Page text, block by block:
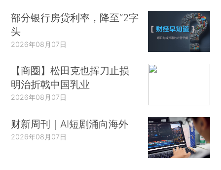
部分银行房贷利率，降至“2字
头
2026年08月07日
【商圈】松田克也挥刀止损
明治折戟中国乳业
2026年08月07日
财新周刊｜AI短剧涌向海外
2026年08月07日